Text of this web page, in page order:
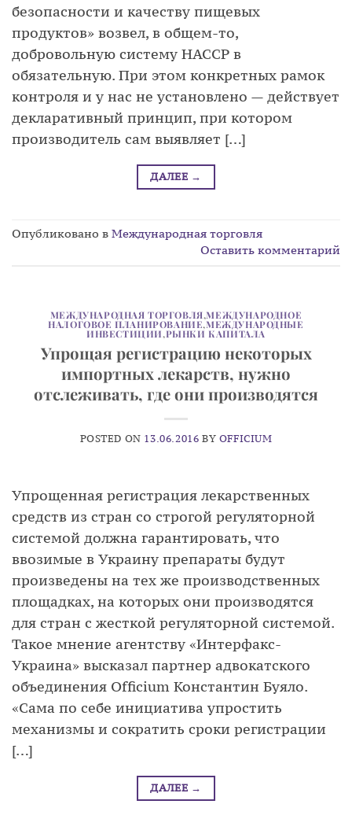
безопасности и качеству пищевых
продуктов» возвел, в общем-то,
добровольную систему НАССР в
обязательную. При этом конкретных рамок
контроля и у нас не установлено — действует
декларативный принцип, при котором
производитель сам выявляет […]
ДАЛЕЕ →
Опубликовано в Международная торговля
Оставить комментарий
МЕЖДУНАРОДНАЯ ТОРГОВЛЯ,МЕЖДУНАРОДНОЕ
НАЛОГОВОЕ ПЛАНИРОВАНИЕ,МЕЖДУНАРОДНЫЕ
ИНВЕСТИЦИИ,РЫНКИ КАПИТАЛА
Упрощая регистрацию некоторых
импортных лекарств, нужно
отслеживать, где они производятся
POSTED ON 13.06.2016 BY OFFICIUM
Упрощенная регистрация лекарственных
средств из стран со строгой регуляторной
системой должна гарантировать, что
ввозимые в Украину препараты будут
произведены на тех же производственных
площадках, на которых они производятся
для стран с жесткой регуляторной системой.
Такое мнение агентству «Интерфакс-
Украина» высказал партнер адвокатского
объединения Officium Константин Буяло.
«Сама по себе инициатива упростить
механизмы и сократить сроки регистрации
[…]
ДАЛЕЕ →